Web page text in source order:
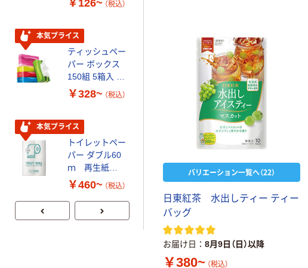
バリエーション一覧へ（22）
日東紅茶 水出しティー ティー
バッグ
お届け日 8月9日（日）以降
￥380~ （税込）
￥126~ （税込）
本気プライス
ティッシュペー
パー ボックス
150組 5箱入 ア
スクル スマート
証
￥328~ （税込）
本気プライス
トイレットペー
パー ダブル60
ｍ 再生紙
100% 6ロール
芯あり FSC認
証
￥460~ （税込）
アスクル プラ
スチックグロー
ブ 薄手 粉な
し（パウダーフ
リー）
￥298~ （税込）
本気プライス
嬬恋銘水 ナチュ
ォーター 500ml
キャップシール
付き／2Lラベル
レス 10本
￥1,037~
（税込）